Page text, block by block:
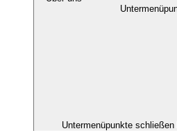
Untermenüpunkte schließen